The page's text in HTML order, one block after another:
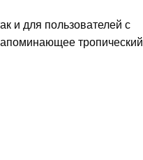
и для пользователей с
тропический